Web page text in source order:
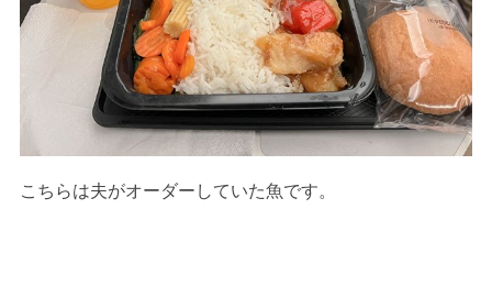
こちらは夫がオーダーしていた魚です。